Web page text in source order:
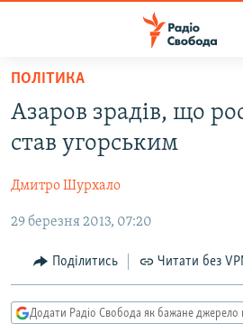
Перейти
основного
матеріалу
до
навігації
Перейти
пошуку
ВСЕ ЗА ДОБУ
СТАТТІ
ПОЛІТИКА
ЕКОНОМІКА
СУСПІЛЬСТВО
СПОРТ
ВІЙНА
РОСІЙСЬКА «ФІЛЬТРАЦІЯ»
ДОНБАС.РЕАЛІЇ
КРИМ.РЕАЛІЇ
ТИ ЯК?
ПОЛІТИКА
Азаров зрадів, що
став угорським
Дмитро Шурхало
29 березня 2013, 07:20
Поділитись Читати без
Додати Радіо Свобода як бажане джерело